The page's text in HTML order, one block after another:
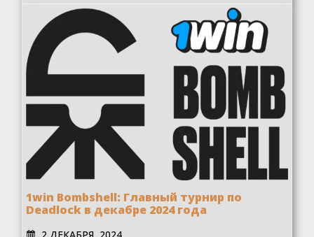
1win Bombshell: Главный турнир по
Deadlock в декабре 2024 года